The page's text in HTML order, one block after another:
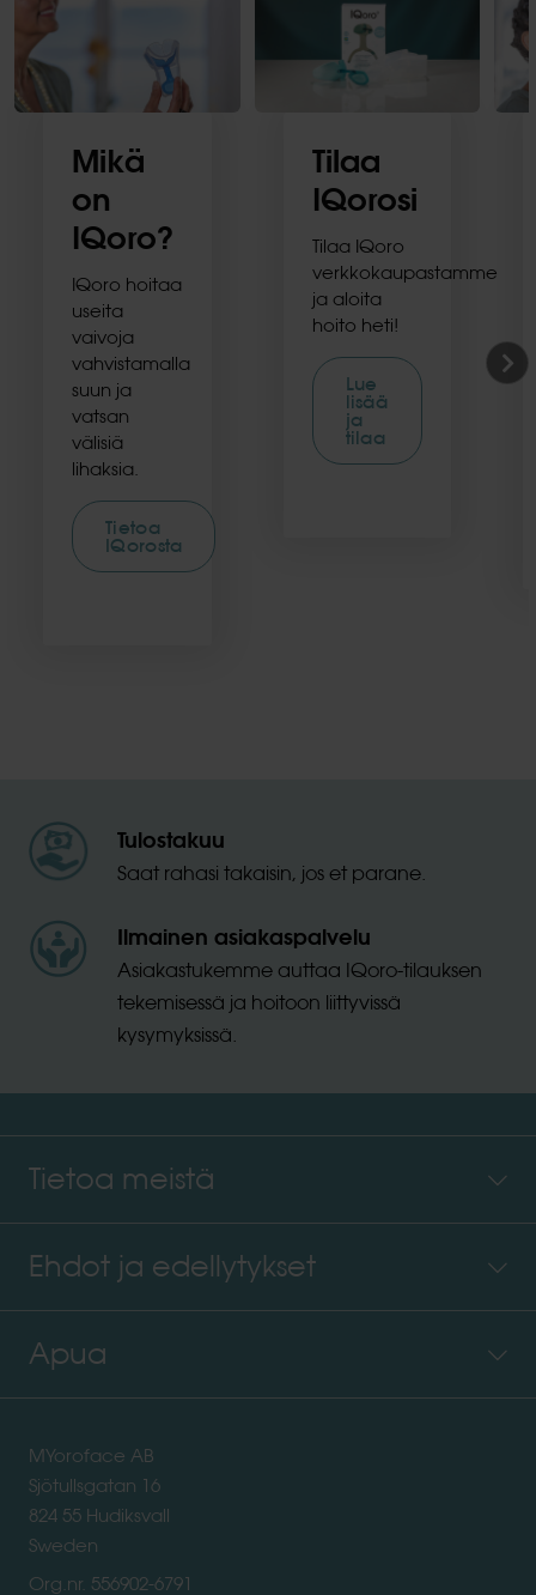
Mikä
on
IQoro?
IQoro hoitaa
useita
vaivoja
vahvistamalla
suun ja
vatsan
välisiä
lihaksia.
Tietoa
IQorosta
Tilaa
IQorosi
Tilaa IQoro
verkkokaupastamme
ja aloita
hoito heti!
Lue
lisää
ja
tilaa
Tulostakuu
Saat rahasi takaisin, jos et parane.
Ilmainen asiakaspalvelu
Asiakastukemme auttaa IQoro-tilauksen
tekemisessä ja hoitoon liittyvissä
kysymyksissä.
Tietoa meistä
Ehdot ja edellytykset
Apua
MYoroface AB
Sjötullsgatan 16
824 55 Hudiksvall
Sweden
Org.nr. 556902-6791